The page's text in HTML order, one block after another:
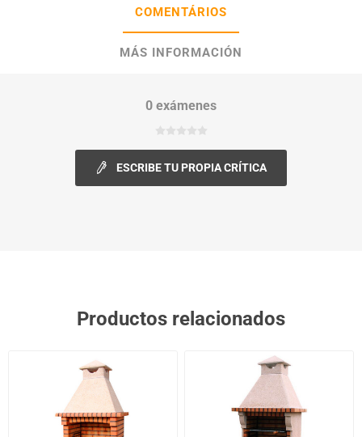
COMENTÁRIOS
MÁS INFORMACIÓN
0 exámenes
ESCRIBE TU PROPIA CRÍTICA
Productos relacionados